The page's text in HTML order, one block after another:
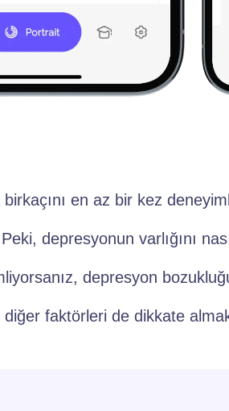
en az bir kez
depresyonun varlığını
depresyon
faktörleri de dikkate